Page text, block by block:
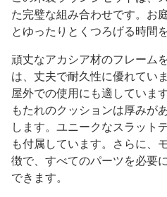
た完璧な組み合わせです。お
とゆったりとくつろげる時間
頑丈なアカシア材のフレーム
は、丈夫で耐久性に優れてい
屋外での使用にも適していま
もたれのクッションは厚みが
します。ユニークなスラット
も付属しています。さらに、
徴で、すべてのパーツを必要
できます。